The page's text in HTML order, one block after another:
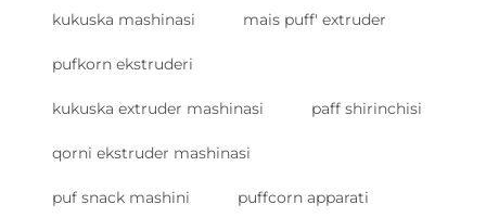
kukuska mashinasi mais puff' extruder
pufkorn ekstruderi
kukuska extruder mashinasi paff shirinchisi
qorni ekstruder mashinasi
puf snack mashini puffcorn apparati